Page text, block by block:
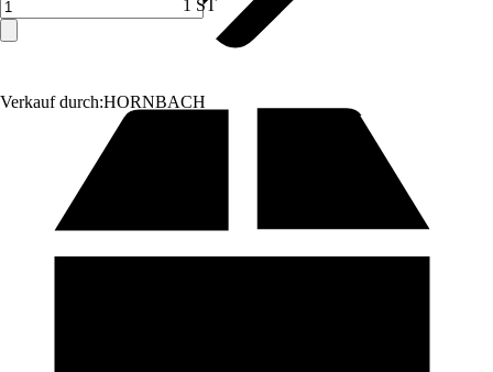
Verkauf durch:HORNBACH
1 ST